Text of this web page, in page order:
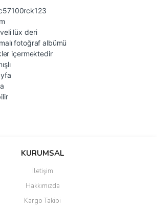
lüx deri
fotoğraf albümü
içermektedir
Bu ürüne ilk yorumu siz yapın!
bozuk veya görüntülenemiyor.
eksik bilgiler bulunuyor.
KURUMSAL
İletişim
Hakkımızda
Kargo Takibi